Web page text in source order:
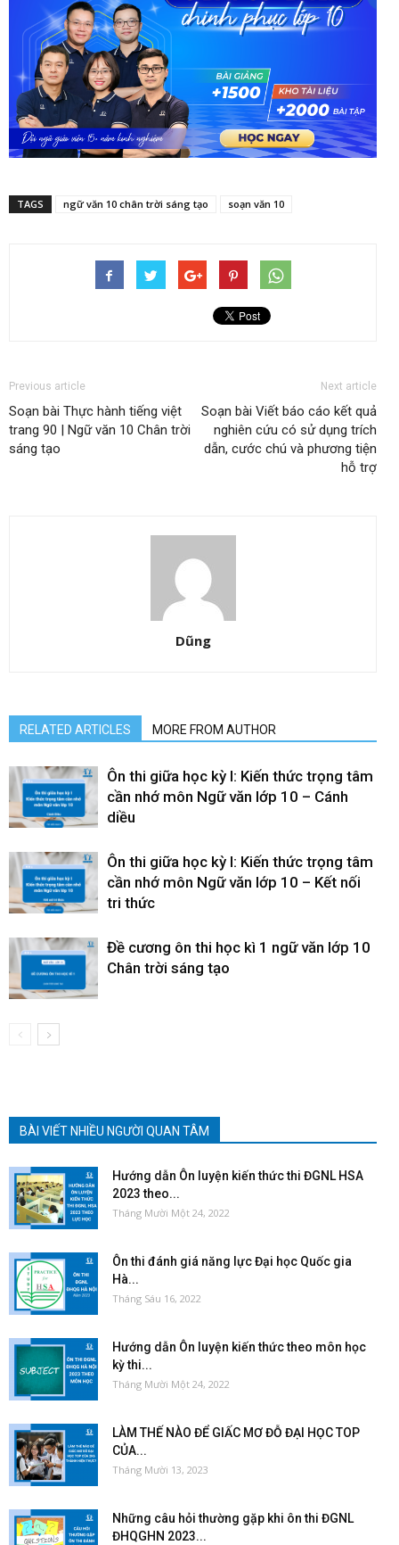
TAGS ngữ văn 10 chân trời sáng tạo soạn văn 10
Previous article
Soạn bài Thực hành tiếng việt
trang 90 | Ngữ văn 10 Chân trời
sáng tạo
Next article
Soạn bài Viết báo cáo kết quả
nghiên cứu có sử dụng trích
dẫn, cước chú và phương tiện
hỗ trợ
Dũng
RELATED ARTICLES MORE FROM AUTHOR
Ôn thi giữa học kỳ I: Kiến thức trọng tâm
cần nhớ môn Ngữ văn lớp 10 – Cánh
diều
Ôn thi giữa học kỳ I: Kiến thức trọng tâm
cần nhớ môn Ngữ văn lớp 10 – Kết nối
tri thức
Đề cương ôn thi học kì 1 ngữ văn lớp 10
Chân trời sáng tạo
BÀI VIẾT NHIỀU NGƯỜI QUAN TÂM
Hướng dẫn Ôn luyện kiến thức thi ĐGNL HSA
2023 theo...
Tháng Mười Một 24, 2022
Ôn thi đánh giá năng lực Đại học Quốc gia
Hà...
Tháng Sáu 16, 2022
Hướng dẫn Ôn luyện kiến thức theo môn học
kỳ thi...
Tháng Mười Một 24, 2022
LÀM THẾ NÀO ĐỂ GIẤC MƠ ĐỖ ĐẠI HỌC TOP
CỦA...
Tháng Mười 13, 2023
Những câu hỏi thường gặp khi ôn thi ĐGNL
ĐHQGHN 2023...